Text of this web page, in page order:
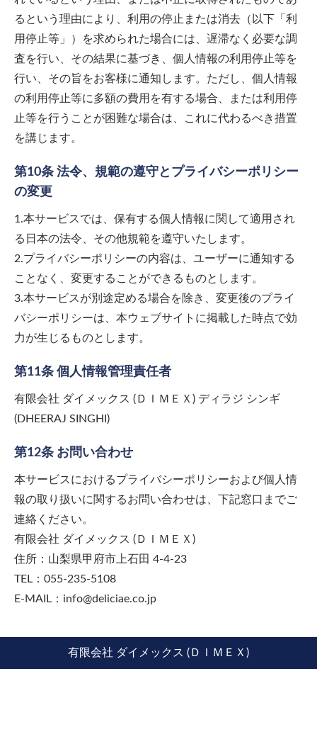
るという理由により、利用の停止または消去（以下「利
用停止等」）を求められた場合には、遅滞なく必要な調
査を行い、その結果に基づき、個人情報の利用停止等を
行い、その旨をお客様に通知します。ただし、個人情報
の利用停止等に多額の費用を有する場合、または利用停
止等を行うことが困難な場合は、これに代わるべき措置
を講じます。
第10条 法令、規範の遵守とプライバシーポリシー
の変更
1.本サービスでは、保有する個人情報に関して適用され
る日本の法令、その他規範を遵守いたします。
2.プライバシーポリシーの内容は、ユーザーに通知する
ことなく、変更することができるものとします。
3.本サービスが別途定める場合を除き、変更後のプライ
バシーポリシーは、本ウェブサイトに掲載した時点で効
力が生じるものとします。
第11条 個人情報管理責任者
有限会社 ダイメックス (ＤＩＭＥＸ) ディラジ シンギ
(DHEERAJ SINGHI)
第12条 お問い合わせ
本サービスにおけるプライバシーポリシーおよび個人情
報の取り扱いに関するお問い合わせは、下記窓口までご
連絡ください。
有限会社 ダイメックス (ＤＩＭＥＸ)
住所：山梨県甲府市上石田 4-4-23
TEL：055-235-5108
E-MAIL：info@deliciae.co.jp
有限会社 ダイメックス (ＤＩＭＥＸ)